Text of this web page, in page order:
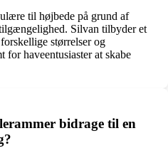
til højbede på grund af
Silvan tilbyder et
størrelser og
for haveentusiaster at skabe
bidrage til en